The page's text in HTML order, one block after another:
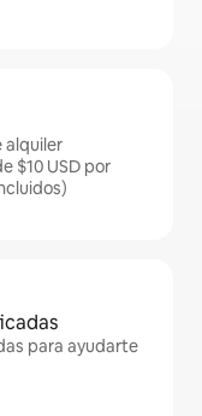
alquiler
$10 USD por
para ayudarte